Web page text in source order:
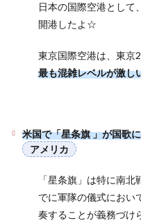
日本の国際空港として
開港したよ☆
東京国際空港は、東京
最も混雑レベルが激し
米国で「星条旗 」が国歌
アメリカ
「星条旗」は特に南
でに軍隊の儀式におい
奏することが義務づけ